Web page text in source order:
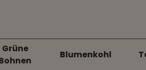
Grüne
Blumenkohl